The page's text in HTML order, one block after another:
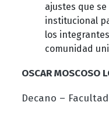
ajustes que
institucional
los
comunidad
OSCAR MOSCOSO
Decano –